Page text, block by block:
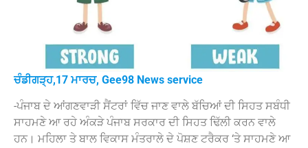
ਚੰਡੀਗੜ੍ਹ,17 ਮਾਰਚ, Gee98 News service
-ਪੰਜਾਬ ਦੇ ਆਂਗਣਵਾੜੀ ਸੈਂਟਰਾਂ ਵਿੱਚ ਜਾਣ ਵਾਲੇ ਬੱਚਿਆਂ ਦੀ ਸਿਹਤ ਸਬੰਧੀ
ਸਾਹਮਣੇ ਆ ਰਹੇ ਅੰਕੜੇ ਪੰਜਾਬ ਸਰਕਾਰ ਦੀ ਸਿਹਤ ਢਿੱਲੀ ਕਰਨ ਵਾਲੇ
ਹਨ। ਮਹਿਲਾ ਤੇ ਬਾਲ ਵਿਕਾਸ ਮੰਤਰਾਲੇ ਦੇ ਪੋਸ਼ਣ ਟਰੈਕਰ ‘ਤੇ ਸਾਹਮਣੇ ਆ